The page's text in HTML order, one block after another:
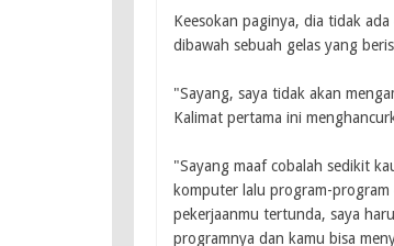
Keesokan paginya, dia tidak
dibawah sebuah gelas yang
"Sayang, saya tidak akan
Kalimat pertama ini
"Sayang maaf cobalah sedikit
komputer lalu program-
pekerjaanmu tertunda, saya
programnya dan kamu bisa